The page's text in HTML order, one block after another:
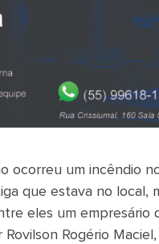
ocorreu um incêndio
que estava no
eles um
Rovilson Rogério